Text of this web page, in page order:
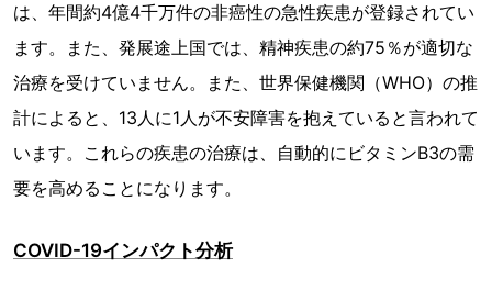
は、年間約4億4千万件の非癌性の急性疾患が登録されてい
ます。また、発展途上国では、精神疾患の約75％が適切な
治療を受けていません。また、世界保健機関（WHO）の推
計によると、13人に1人が不安障害を抱えていると言われて
います。これらの疾患の治療は、自動的にビタミンB3の需
要を高めることになります。
COVID-19インパクト分析